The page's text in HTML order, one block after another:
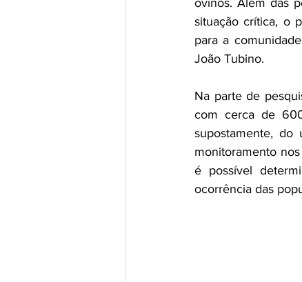
ovinos. Além das
situação crítica, o
para a
João Tubino.
Na parte de
com cerca de
supostamente,
monitoramento
é possível
ocorrência das